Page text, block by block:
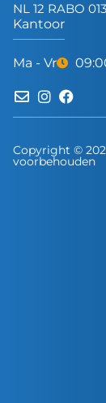
NL 12 RABO
Kantoor
Ma - Vr
Copyright ©
voorbehouden